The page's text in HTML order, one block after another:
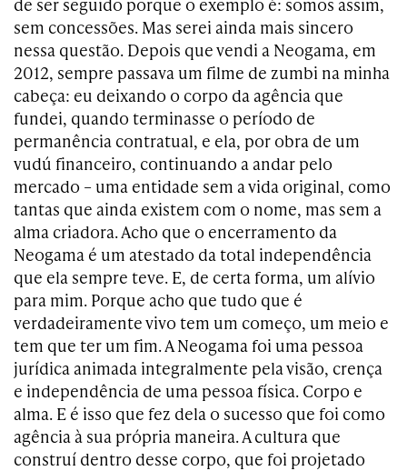
sem concessões. Mas serei ainda mais sincero
nessa questão. Depois que vendi a Neogama, em
2012, sempre passava um filme de zumbi na minha
cabeça: eu deixando o corpo da agência que
fundei, quando terminasse o período de
permanência contratual, e ela, por obra de um
vudú financeiro, continuando a andar pelo
mercado – uma entidade sem a vida original, como
tantas que ainda existem com o nome, mas sem a
alma criadora. Acho que o encerramento da
Neogama é um atestado da total independência
que ela sempre teve. E, de certa forma, um alívio
para mim. Porque acho que tudo que é
verdadeiramente vivo tem um começo, um meio e
tem que ter um fim. A Neogama foi uma pessoa
jurídica animada integralmente pela visão, crença
e independência de uma pessoa física. Corpo e
alma. E é isso que fez dela o sucesso que foi como
agência à sua própria maneira. A cultura que
construí dentro desse corpo, que foi projetado